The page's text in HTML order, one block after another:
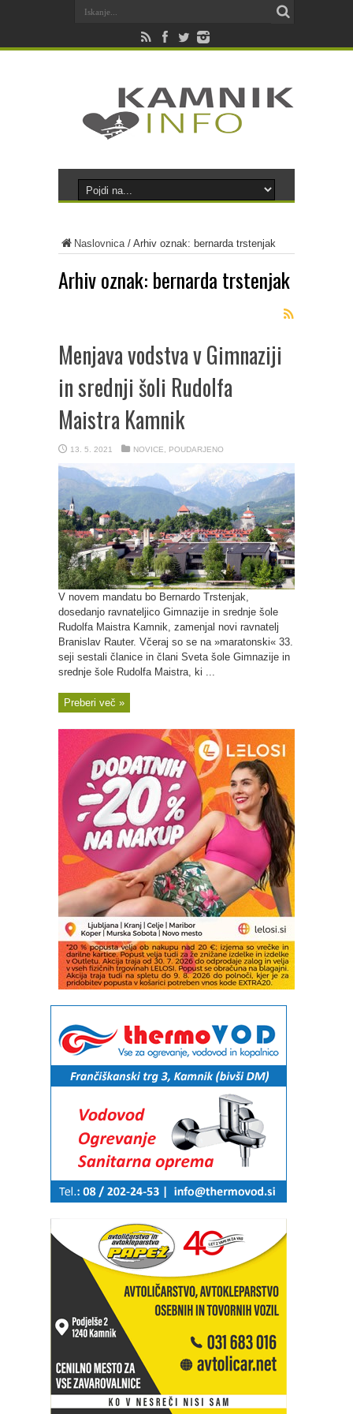
Naslovnica/ Arhiv oznak: bernarda trstenjak
Arhiv oznak: bernarda trstenjak
Menjava vodstva v Gimnaziji
in srednji šoli Rudolfa
Maistra Kamnik
13. 5. 2021 NOVICE POUDARJENO
V novem mandatu bo Bernardo Trstenjak,
dosedanjo ravnateljico Gimnazije in srednje šole
Rudolfa Maistra Kamnik, zamenjal novi ravnatelj
Branislav Rauter. Včeraj so se na »maratonski« 33.
seji sestali članice in člani Sveta šole Gimnazije in
srednje šole Rudolfa Maistra, ki ...
Preberi več »